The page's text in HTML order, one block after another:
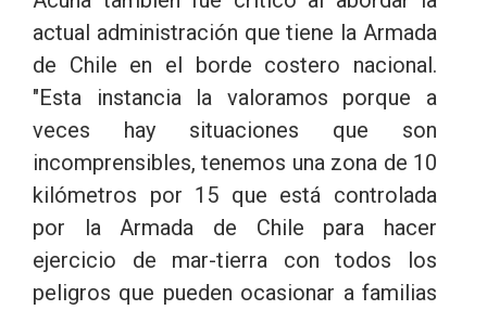
actual administración que tiene la Armada
de Chile en el borde costero nacional.
"Esta instancia la valoramos porque a
veces hay situaciones que son
incomprensibles, tenemos una zona de 10
kilómetros por 15 que está controlada
por la Armada de Chile para hacer
ejercicio de mar-tierra con todos los
peligros que pueden ocasionar a familias